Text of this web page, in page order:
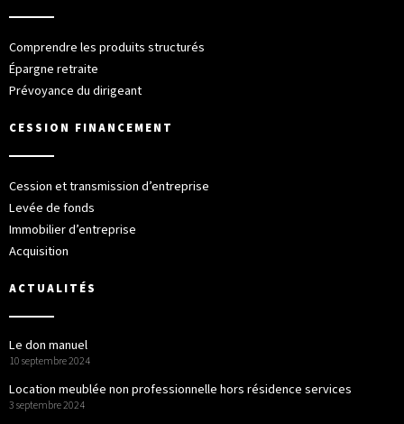
Comprendre les produits structurés
Épargne retraite
Prévoyance du dirigeant
CESSION FINANCEMENT
Cession et transmission d’entreprise
Levée de fonds
Immobilier d’entreprise
Acquisition
ACTUALITÉS
Le don manuel
10 septembre 2024
Location meublée non professionnelle hors résidence services
3 septembre 2024